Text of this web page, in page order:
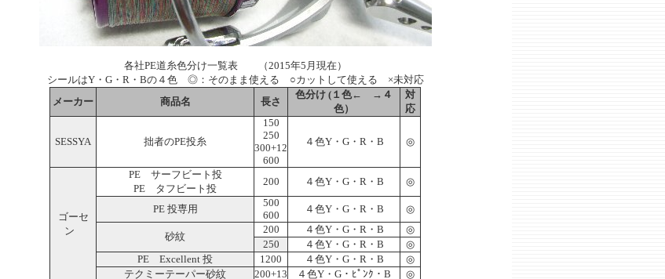
各社PE道糸色分け一覧表 （2015年5月現在）
シールはY・G・R・Bの４色 ◎：そのまま使える ○カットして使える ×未対応
メーカー
商品名 長さ
色分け (１色← →４
色）
対
応
SESSYA 拙者のPE投糸
150
250
300+12
600
４色Y・G・R・B ◎
ゴーセ
ン
PE サーフビート投
PE タフビート投
200 ４色Y・G・R・B ◎
PE 投専用
500
600
４色Y・G・R・B ◎
砂紋
200 ４色Y・G・R・B
◎
250
４色Y・G・R・B
◎
PE Excellent 投
1200 ４色Y・G・R・B
◎
テクミーテーパー砂紋
200+13 ４色Y・G・ﾋﾟﾝｸ・B ◎